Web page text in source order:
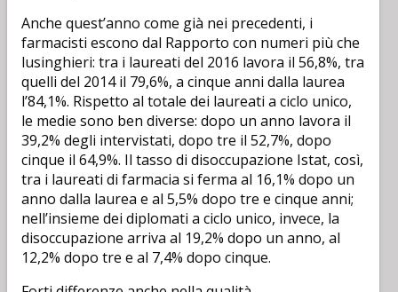
Anche quest’anno come già nei precedenti, i
farmacisti escono dal Rapporto con numeri più che
lusinghieri: tra i laureati del 2016 lavora il 56,8%, tra
quelli del 2014 il 79,6%, a cinque anni dalla laurea
l’84,1%. Rispetto al totale dei laureati a ciclo unico,
le medie sono ben diverse: dopo un anno lavora il
39,2% degli intervistati, dopo tre il 52,7%, dopo
cinque il 64,9%. Il tasso di disoccupazione Istat, così,
tra i laureati di farmacia si ferma al 16,1% dopo un
anno dalla laurea e al 5,5% dopo tre e cinque anni;
nell’insieme dei diplomati a ciclo unico, invece, la
disoccupazione arriva al 19,2% dopo un anno, al
12,2% dopo tre e al 7,4% dopo cinque.